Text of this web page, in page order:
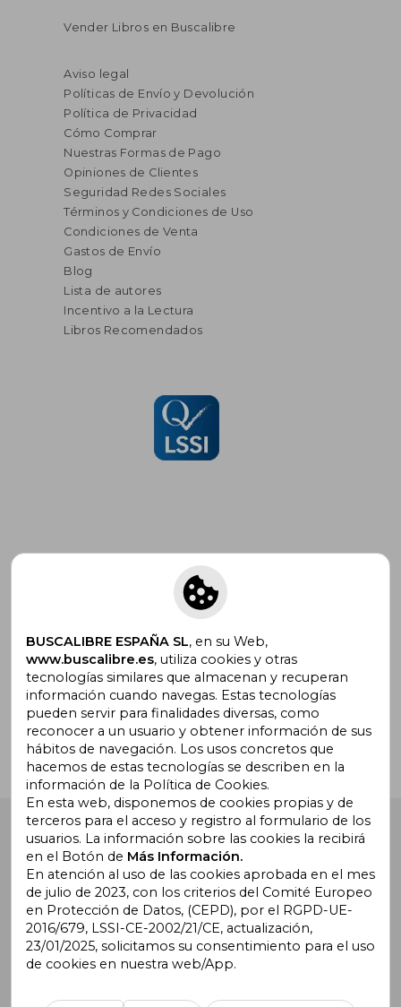
Vender Libros en Buscalibre
Aviso legal
Políticas de Envío y Devolución
Política de Privacidad
Cómo Comprar
Nuestras Formas de Pago
Opiniones de Clientes
Seguridad Redes Sociales
Términos y Condiciones de Uso
Condiciones de Venta
Gastos de Envío
Blog
Lista de autores
Incentivo a la Lectura
Libros Recomendados
Suscríbete para recibir ofertas y
promociones
¿Necesitas ayuda?
Ir a Centro de Soporte
Buscalibre España . Calle Energía, 65, Nave 3 (08940),
Cornellà de Llobregat, Barcelona. Derechos Reservados.
Buscalibre Argentina| Buscalibre Chile
BUSCALIBRE ESPAÑA SL, en su Web,
www.buscalibre.es, utiliza cookies y otras
tecnologías similares que almacenan y recuperan
información cuando navegas. Estas tecnologías
pueden servir para finalidades diversas, como
reconocer a un usuario y obtener información de sus
hábitos de navegación. Los usos concretos que
hacemos de estas tecnologías se describen en la
información de la Política de Cookies.
En esta web, disponemos de cookies propias y de
terceros para el acceso y registro al formulario de los
usuarios. La información sobre las cookies la recibirá
en el Botón de Más Información.
En atención al uso de las cookies aprobada en el mes
de julio de 2023, con los criterios del Comité Europeo
en Protección de Datos, (CEPD), por el RGPD-UE-
2016/679, LSSI-CE-2002/21/CE, actualización,
23/01/2025, solicitamos su consentimiento para el uso
de cookies en nuestra web/App.